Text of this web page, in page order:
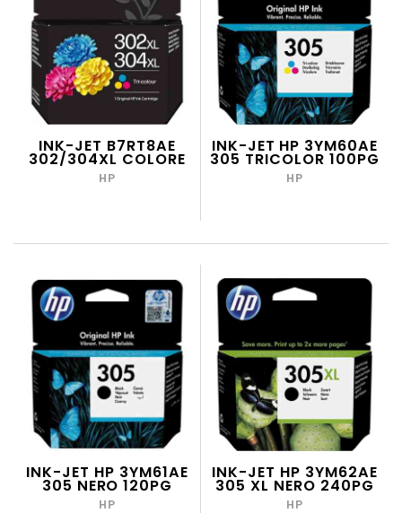
INK-JET B7RT8AE
302/304XL COLORE
HP
INK-JET HP 3YM60AE
305 TRICOLOR 100PG
HP
INK-JET HP 3YM61AE
305 NERO 120PG
HP
INK-JET HP 3YM62AE
305 XL NERO 240PG
HP